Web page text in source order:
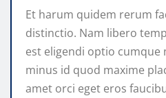
Et harum quidem rerum
distinctio. Nam libero
est eligendi optio cumque
minus id quod maxime
amet orci eget eros